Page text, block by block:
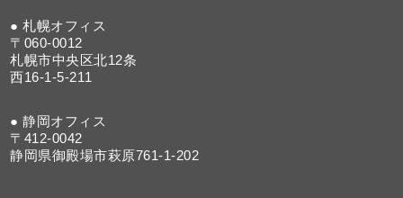
● 札幌オフィス
〒060-0012
札幌市中央区北12条
西16-1-5-211
● 静岡オフィス
〒412-0042
静岡県御殿場市萩原761-1-202